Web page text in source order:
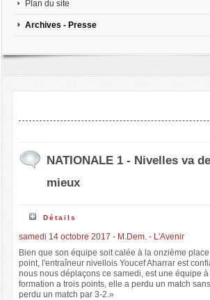
Plan du site
Archives - Presse
NATIONALE 1 - Nivelles va
mieux
Détails
samedi 14 octobre 2017 - M.Dem. - L'Avenir
Bien que son équipe soit calée à la onzième
point, l'entraîneur nivellois Youcef Aharrar est
nous nous déplaçons ce samedi, est une équipe
formation a trois points, elle a perdu un match
perdu un match par 3-2.»